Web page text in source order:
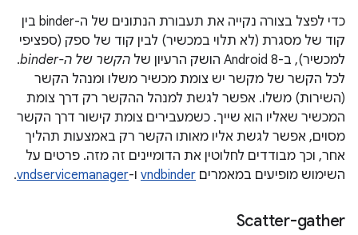
כדי לפצל בצורה נקייה את תעבורת הנתונים של ה-binder בין
קוד של מסגרת (לא תלוי במכשיר) לבין קוד של ספק (ספציפי
למכשיר), ב-Android 8 הושק הרעיון של
הקשר של ה-binder
.
לכל הקשר של מקשר יש צומת מכשיר משלו ומנהל הקשר
(השירות) משלו. אפשר לגשת למנהל ההקשר רק דרך צומת
המכשיר שאליו הוא שייך. כשמעבירים צומת קישור דרך הקשר
מסוים, אפשר לגשת אליו מאותו הקשר רק באמצעות תהליך
אחר, וכך מבודדים לחלוטין את הדומיינים זה מזה. פרטים על
השימוש מופיעים במאמרים vndbinder ו-vndservicemanager
.
Scatter-gather